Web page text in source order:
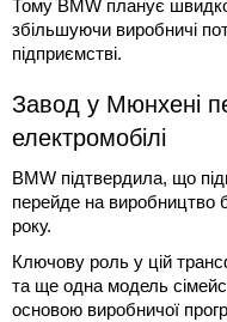
Тому BMW планує
збільшуючи виробничі
підприємстві.
Завод у Мюнхені
електромобілі
BMW підтвердила, що
перейде на виробництво
року.
Ключову роль у цій
та ще одна модель
основою виробничої